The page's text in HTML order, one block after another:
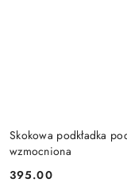
Skokowa podkładka
wzmocniona
Cena:
395.00